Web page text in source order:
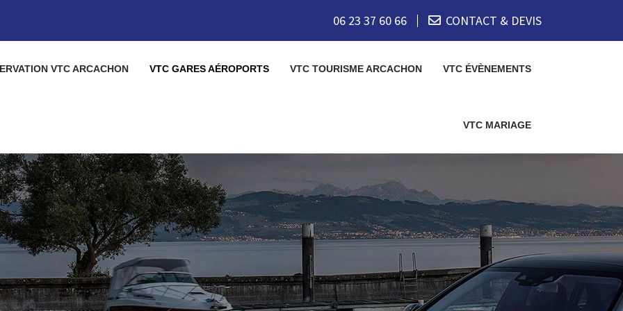
06 23 37 60 66 CONTACT & DEVIS
VTC ARCACHON VTC GARES AÉROPORTS VTC TOURISME ARCACHON VTC ÉVÈNEMENTS
VTC MARIAGE